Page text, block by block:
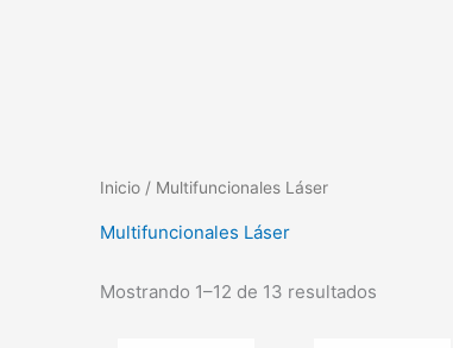
Inicio / Multifuncionales Láser
Multifuncionales Láser
Mostrando 1–12 de 13 resultados